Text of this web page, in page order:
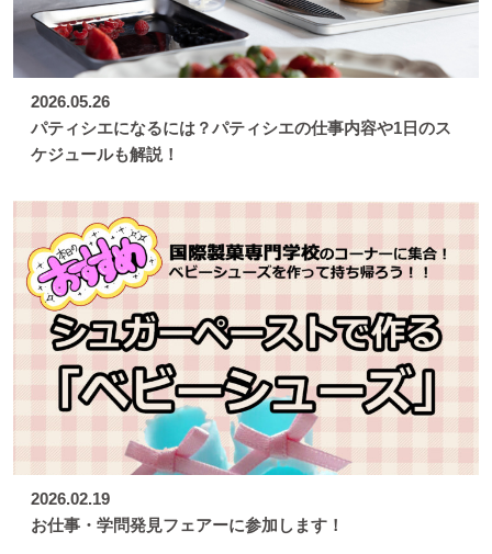
2026.05.26
パティシエになるには？パティシエの仕事内容や1日のス
ケジュールも解説！
2026.02.19
お仕事・学問発見フェアーに参加します！